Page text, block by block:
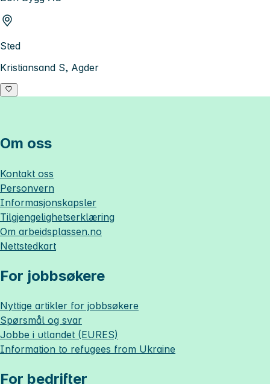
Sted
Kristiansand S, Agder
Om oss
Kontakt oss
Personvern
Informasjonskapsler
Tilgjengelighetserklæring
Om arbeidsplassen.no
Nettstedkart
For jobbsøkere
Nyttige artikler for jobbsøkere
Spørsmål og svar
Jobbe i utlandet (EURES)
Information to refugees from Ukraine
For bedrifter